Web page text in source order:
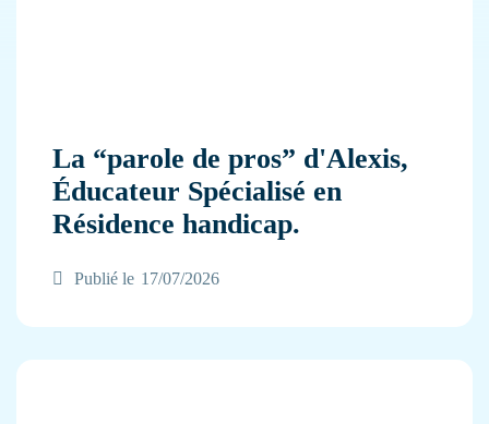
La “parole de pros” d'Alexis,
Éducateur Spécialisé en
Résidence handicap.
Publié le 17/07/2026